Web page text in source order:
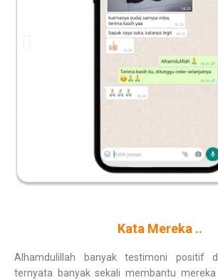
Kata Mereka ..
Alhamdulillah banyak testimoni positif
ternyata banyak sekali membantu